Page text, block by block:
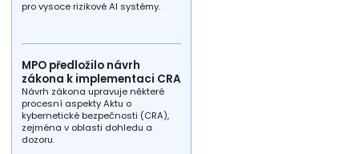
pro vysoce rizikové AI systémy.
MPO předložilo návrh
zákona k implementaci CRA
Návrh zákona upravuje některé
procesní aspekty Aktu o
kybernetické bezpečnosti (CRA),
zejména v oblasti dohledu a
dozoru.